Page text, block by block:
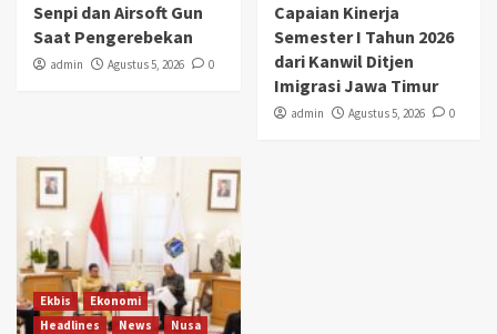
Senpi dan Airsoft Gun
Saat Pengerebekan
admin Agustus 5, 2026 0
Capaian Kinerja
Semester I Tahun 2026
dari Kanwil Ditjen
Imigrasi Jawa Timur
admin Agustus 5, 2026 0
Ekbis
Ekonomi
Headlines
News
Nusa